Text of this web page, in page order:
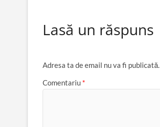
Lasă un răspuns
Adresa ta de email nu va fi publicată.
Comentariu *